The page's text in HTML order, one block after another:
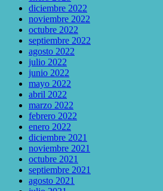
diciembre 2022
noviembre 2022
octubre 2022
septiembre 2022
agosto 2022
julio 2022
junio 2022
mayo 2022
abril 2022
marzo 2022
febrero 2022
enero 2022
diciembre 2021
noviembre 2021
octubre 2021
septiembre 2021
agosto 2021